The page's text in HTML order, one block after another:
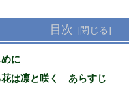
目次
に
花は凛と咲く あらすじ